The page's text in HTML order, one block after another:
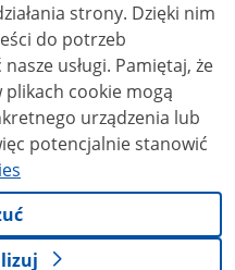
strony. Dzięki nim
do potrzeb
Pamiętaj, że
cookie mogą
urządzenia lub
potencjalnie stanowić